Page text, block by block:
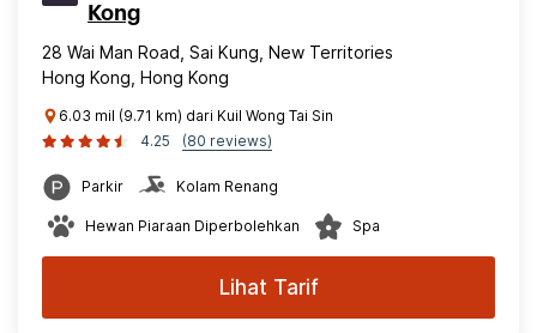
Kong
28 Wai Man Road, Sai Kung, New Territories
Hong Kong, Hong Kong
6.03 mil (9.71 km) dari Kuil Wong Tai Sin
4.25
(80 reviews)
Parkir Kolam Renang
Hewan Piaraan Diperbolehkan Spa
Lihat Tarif